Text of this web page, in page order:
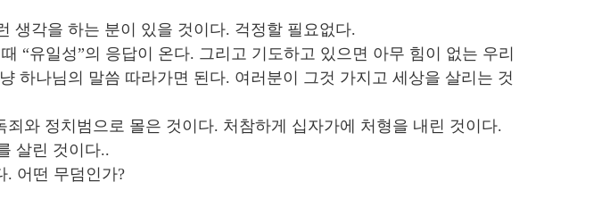
생각을 하는 분이 있을 것이다. 걱정할 필요없다.
“유일성”의 응답이 온다. 그리고 기도하고 있으면 아무 힘이 없는 우리
하나님의 말씀 따라가면 된다. 여러분이 그것 가지고 세상을 살리는 것
와 정치범으로 몰은 것이다. 처참하게 십자가에 처형을 내린 것이다.
살린 것이다..
. 어떤 무덤인가?